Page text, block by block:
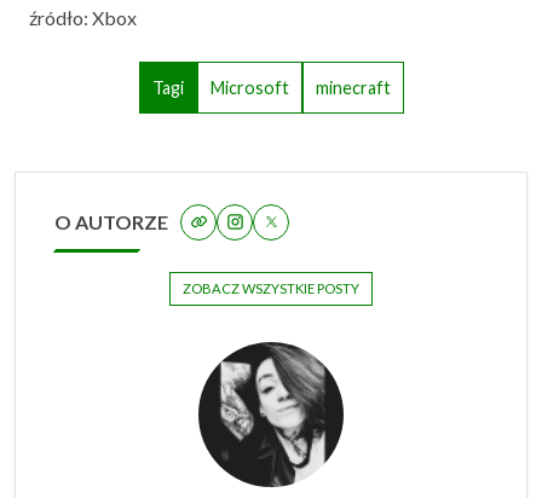
źródło: Xbox
Tagi Microsoft minecraft
O AUTORZE
ZOBACZ WSZYSTKIE POSTY